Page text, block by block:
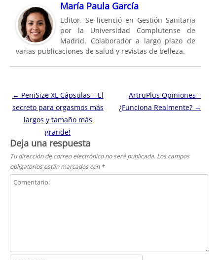
María Paula García
Editor. Se licenció en Gestión Sanitaria
por la Universidad Complutense de
Madrid. Colaborador a largo plazo de
varias publicaciones de salud y revistas de belleza.
Navegación de entradas
← PeniSize XL Cápsulas – El
secreto para orgasmos más
largos y tamaño más
grande!
ArtruPlus Opiniones –
¿Funciona Realmente? →
Deja una respuesta
Tu dirección de correo electrónico no será publicada. Los campos
obligatorios están marcados con *